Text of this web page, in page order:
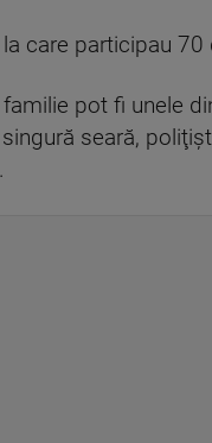
care participau 70
pot fi unele
seară,